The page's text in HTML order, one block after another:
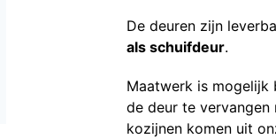
De deuren zijn
als schuifdeur.
Maatwerk is mogelijk
de deur te
kozijnen komen uit